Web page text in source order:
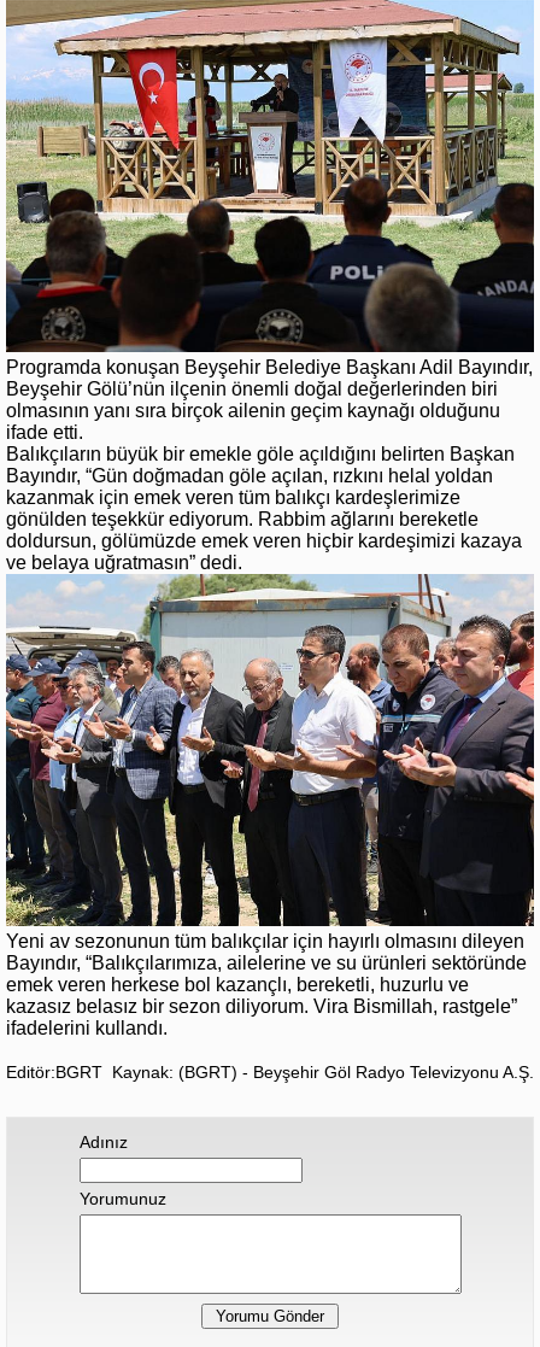
Programda konuşan Beyşehir Belediye Başkanı Adil Bayındır,
Beyşehir Gölü’nün ilçenin önemli doğal değerlerinden biri
olmasının yanı sıra birçok ailenin geçim kaynağı olduğunu
ifade etti.
Balıkçıların büyük bir emekle göle açıldığını belirten Başkan
Bayındır, “Gün doğmadan göle açılan, rızkını helal yoldan
kazanmak için emek veren tüm balıkçı kardeşlerimize
gönülden teşekkür ediyorum. Rabbim ağlarını bereketle
doldursun, gölümüzde emek veren hiçbir kardeşimizi kazaya
ve belaya uğratmasın” dedi.
Yeni av sezonunun tüm balıkçılar için hayırlı olmasını dileyen
Bayındır, “Balıkçılarımıza, ailelerine ve su ürünleri sektöründe
emek veren herkese bol kazançlı, bereketli, huzurlu ve
kazasız belasız bir sezon diliyorum. Vira Bismillah, rastgele”
ifadelerini kullandı.
Editör:BGRT Kaynak: (BGRT) - Beyşehir Göl Radyo Televizyonu A.Ş.
Adınız
Yorumunuz